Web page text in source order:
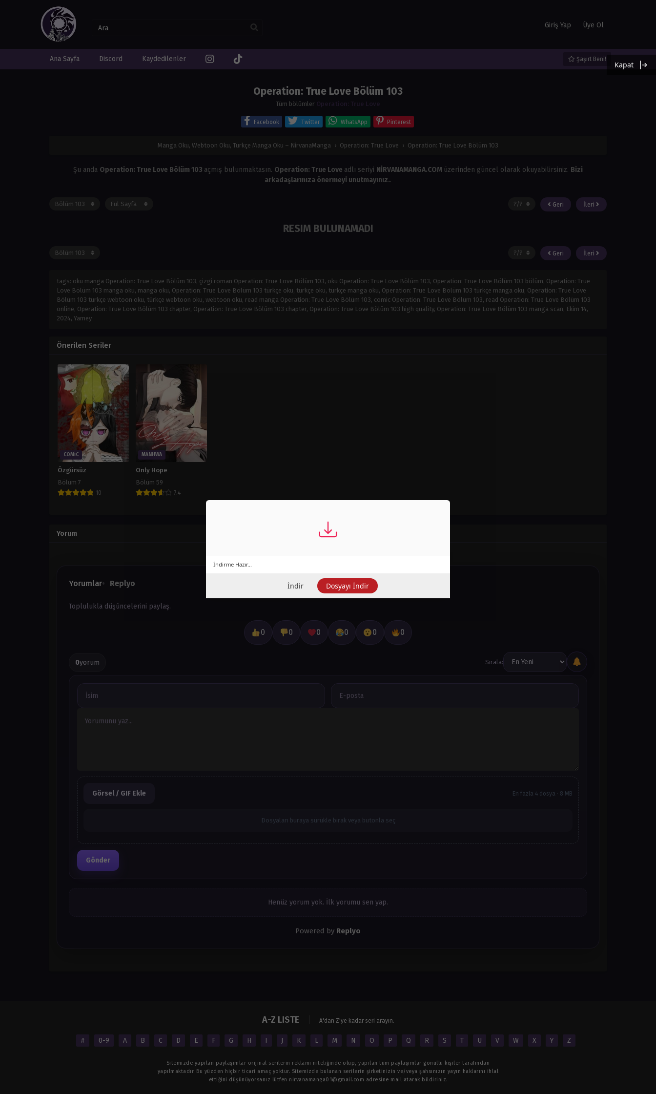
Giriş Yap Üye Ol
Ana Sayfa Discord Kaydedilenler Şaşırt Beni!
Operation: True Love Bölüm 103
Tüm bölümler Operation: True Love
Facebook Twitter WhatsApp Pinterest
Manga Oku, Webtoon Oku, Türkçe Manga Oku – NirvanaManga › Operation: True Love › Operation: True Love Bölüm 103
Şu anda Operation: True Love Bölüm 103 açmış bulunmaktasın. Operation: True Love adlı seriyi NİRVANAMANGA.COM üzerinden güncel olarak okuyabilirsiniz. Bizi
arkadaşlarınıza önermeyi unutmayınız..
Geri İleri
RESIM BULUNAMADI
Geri İleri
tags: oku manga Operation: True Love Bölüm 103, çizgi roman Operation: True Love Bölüm 103, oku Operation: True Love Bölüm 103, Operation: True Love Bölüm 103 bölüm, Operation: True
Love Bölüm 103 manga oku, manga oku, Operation: True Love Bölüm 103 türkçe oku, türkçe oku, türkçe manga oku, Operation: True Love Bölüm 103 türkçe manga oku, Operation: True Love
Bölüm 103 türkçe webtoon oku, türkçe webtoon oku, webtoon oku, read manga Operation: True Love Bölüm 103, comic Operation: True Love Bölüm 103, read Operation: True Love Bölüm 103
online, Operation: True Love Bölüm 103 chapter, Operation: True Love Bölüm 103 chapter, Operation: True Love Bölüm 103 high quality, Operation: True Love Bölüm 103 manga scan, Ekim 14,
2024, Yamey
Önerilen Seriler
COMIC
Özgürsüz
Bölüm 7
10
MANHWA
Only Hope
Bölüm 59
7.4
Yorum
Yorumlar Replyo
Toplulukla düşüncelerini paylaş.
0yorum
0 0 0 0 0 0
Sırala:
Görsel / GIF Ekle En fazla 4 dosya · 8 MB
Dosyaları buraya sürükle bırak veya butonla seç
Gönder
Henüz yorum yok. İlk yorumu sen yap.
Powered by Replyo
A-Z LISTE A'dan Z'ye kadar seri arayın.
# 0-9 A B C D E F G H I J K L M N O P Q R S T U V W X Y Z
Sitemizde yapılan paylaşımlar orijinal serilerin reklamı niteliğinde olup, yapılan tüm paylaşımlar gönüllü kişiler tarafından
yapılmaktadır. Bu yüzden hiçbir ticari amaç yoktur. Sitemizde bulunan serilerin şirketinizin ve/veya şahsınızın yayın haklarını ihlal
ettiğini düşünüyorsanız lütfen nirvanamanga01@gmail.com adresine mail atarak bildiriniz.
İndirme Hazır...
İndir Dosyayı İndir
Kapat